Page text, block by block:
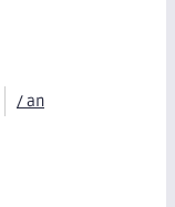
/ an